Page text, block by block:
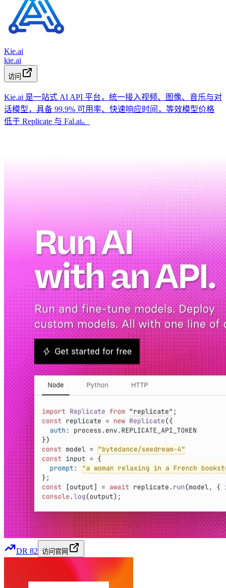
Kie.ai
kie.ai
访问
Kie.ai 是一站式 AI API 平台，统一接入视频、图像、音乐与对
话模型，具备 99.9% 可用率、快速响应时间，等效模型价格
低于 Replicate 与 Fal.ai。
DR 82 访问官网